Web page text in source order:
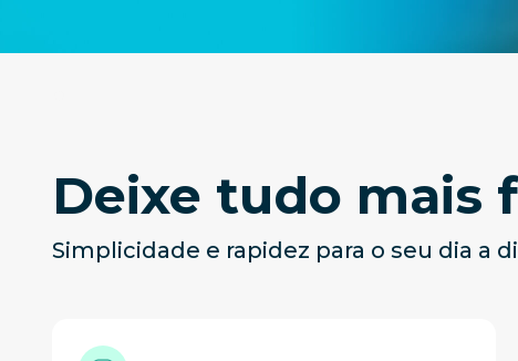
Deixe tudo mais
Simplicidade e rapidez para o seu dia a